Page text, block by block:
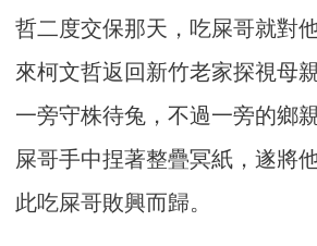
哲二度交保那天，吃屎哥就對
來柯文哲返回新竹老家探視母
一旁守株待兔，不過一旁的鄉
屎哥手中捏著整疊冥紙，遂將
此吃屎哥敗興而歸。